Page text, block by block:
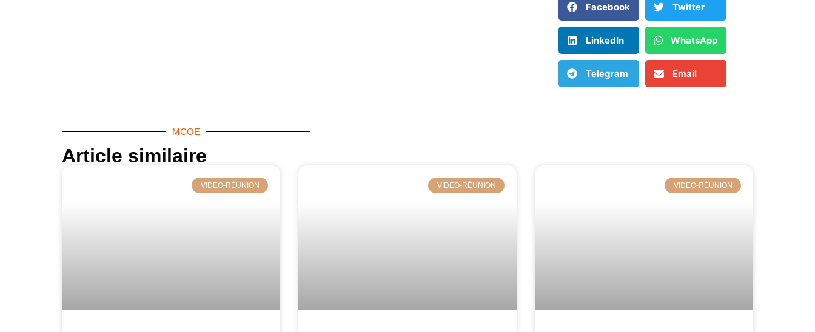
Facebook Twitter
LinkedIn WhatsApp
Telegram Email
MCOE
Article similaire​
VIDEO-RÉUNION VIDEO-RÉUNION VIDEO-RÉUNION